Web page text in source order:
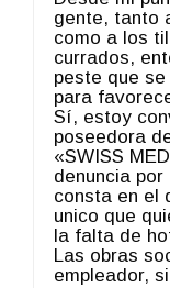
gente, tanto
como a los
currados,
peste que
para
Sí, estoy
poseedora
«SWISS
denuncia
consta en el
unico que
la falta de
Las obras
empleador,